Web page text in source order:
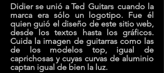
Didier se unió a Ted Guitars cuando la
marca era sólo un logotipo. Fue él
quien guió el diseño de este sitio web,
desde los textos hasta los gráficos.
Cuida la imagen de guitarras como las
de los modelos top, igual de
caprichosas y cuyas curvas de aluminio
captan igual de bien la luz.